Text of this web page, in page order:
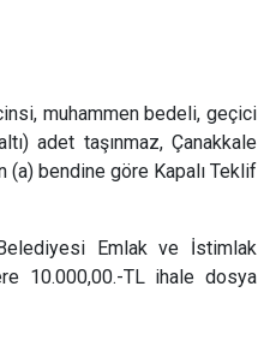
muhammen bedeli, geçici
adet taşınmaz, Çanakkale
(a) bendine göre Kapalı Teklif
Emlak ve İstimlak
10.000,00.-TL ihale dosya